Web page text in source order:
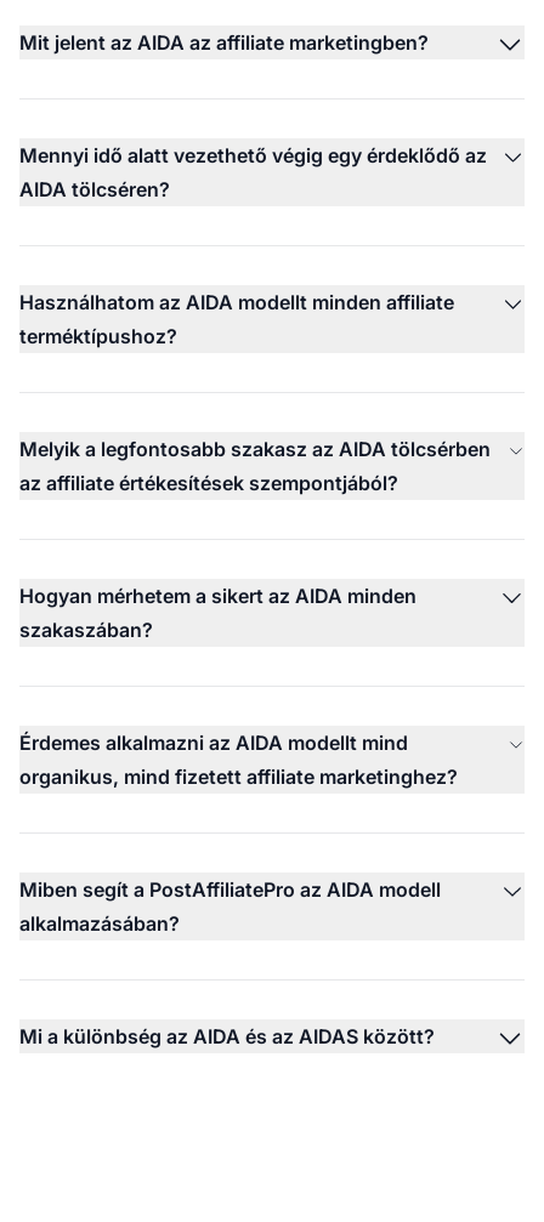
Mit jelent az AIDA az affiliate marketingben?
Mennyi idő alatt vezethető végig egy érdeklődő az
AIDA tölcséren?
Használhatom az AIDA modellt minden affiliate
terméktípushoz?
Melyik a legfontosabb szakasz az AIDA tölcsérben
az affiliate értékesítések szempontjából?
Hogyan mérhetem a sikert az AIDA minden
szakaszában?
Érdemes alkalmazni az AIDA modellt mind
organikus, mind fizetett affiliate marketinghez?
Miben segít a PostAffiliatePro az AIDA modell
alkalmazásában?
Mi a különbség az AIDA és az AIDAS között?